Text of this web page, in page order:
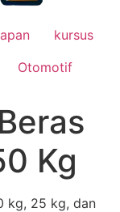
kursus
Otomotif
Kg
kg, 25 kg, dan